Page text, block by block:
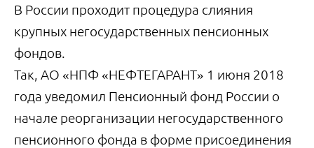
В России проходит процедура слияния
крупных негосударственных пенсионных
фондов.
Так, АО «НПФ «НЕФТЕГАРАНТ» 1 июня 2018
года уведомил Пенсионный фонд России о
начале реорганизации негосударственного
пенсионного фонда в форме присоединения